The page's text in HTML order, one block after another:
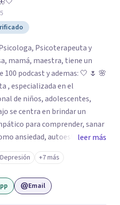
y ademas: 🤍 🌷 🌸
, especializada en el
de niños, adolescentes,
se centra en brindar un
para comprender, sanar
ansiedad, autoestima,
y crisis personales.
humana e integral,
la regulación
🌹 Como
leer más
Depresión +7 más
Email